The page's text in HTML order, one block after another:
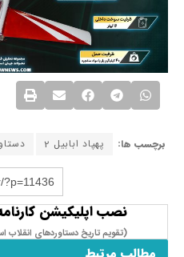
برچسب ها: پهپاد ابابیل 2
?p=11436
نصب اپلیکیشن کارنامه
(تقویم تاریخ دستاوردهای انقلاب